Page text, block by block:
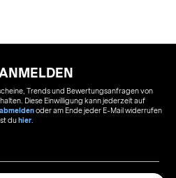
Trends und Bewertungsanfragen von
Diese Einwilligung kann jederzeit auf
oder am Ende jeder E-Mail widerrufen
duhier